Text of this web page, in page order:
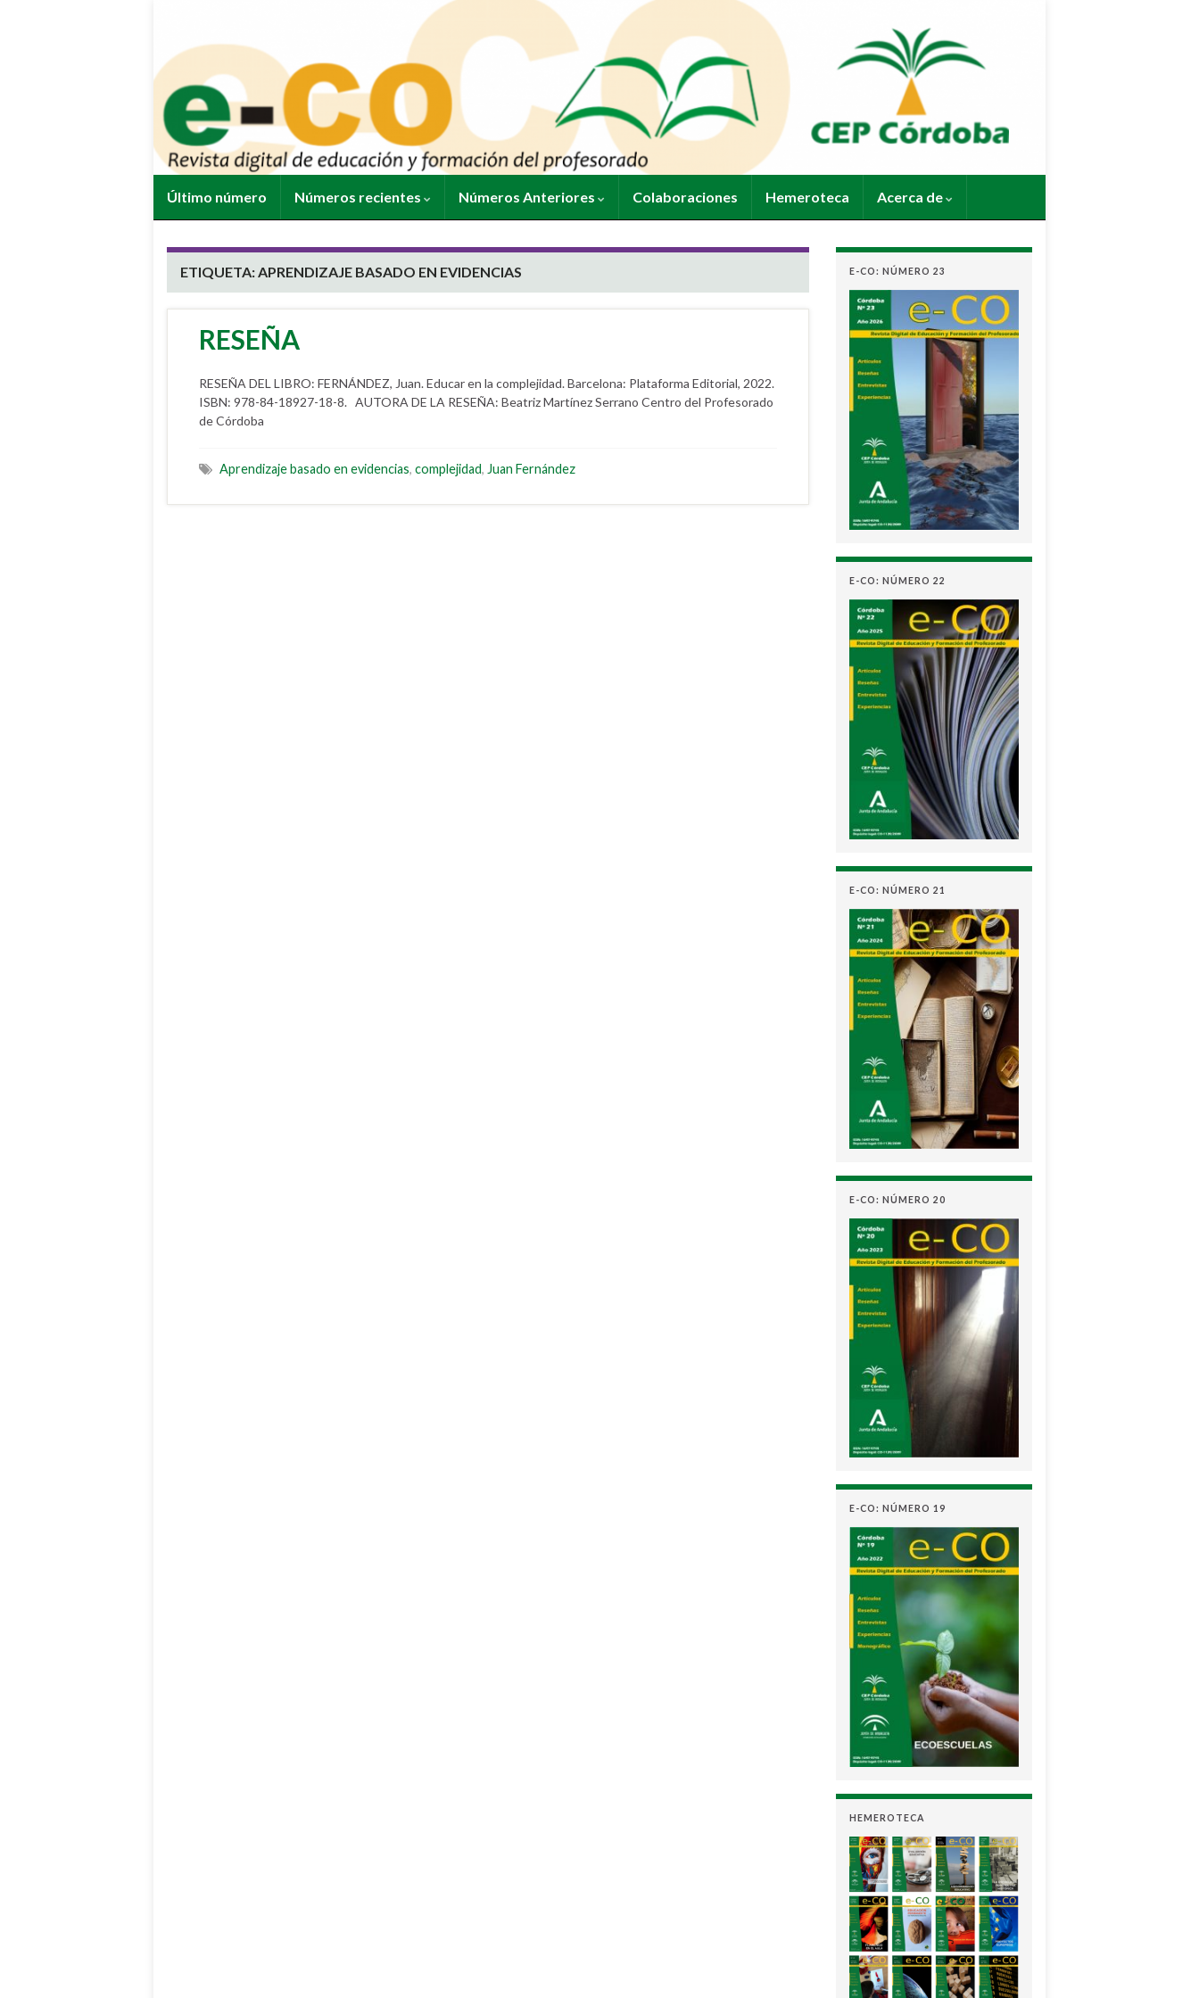
Último número Números recientes Números Anteriores Colaboraciones Hemeroteca Acerca de
ETIQUETA:APRENDIZAJE BASADO EN EVIDENCIAS
RESEÑA
RESEÑA DEL LIBRO: FERNÁNDEZ, Juan. Educar en la complejidad. Barcelona: Plataforma Editorial, 2022.
ISBN: 978-84-18927-18-8. AUTORA DE LA RESEÑA: Beatriz Martínez Serrano Centro del Profesorado
de Córdoba
Aprendizaje basado en evidencias, complejidad, Juan Fernández
E-CO: NÚMERO 23
E-CO: NÚMERO 22
E-CO: NÚMERO 21
E-CO: NÚMERO 20
E-CO: NÚMERO 19
HEMEROTECA